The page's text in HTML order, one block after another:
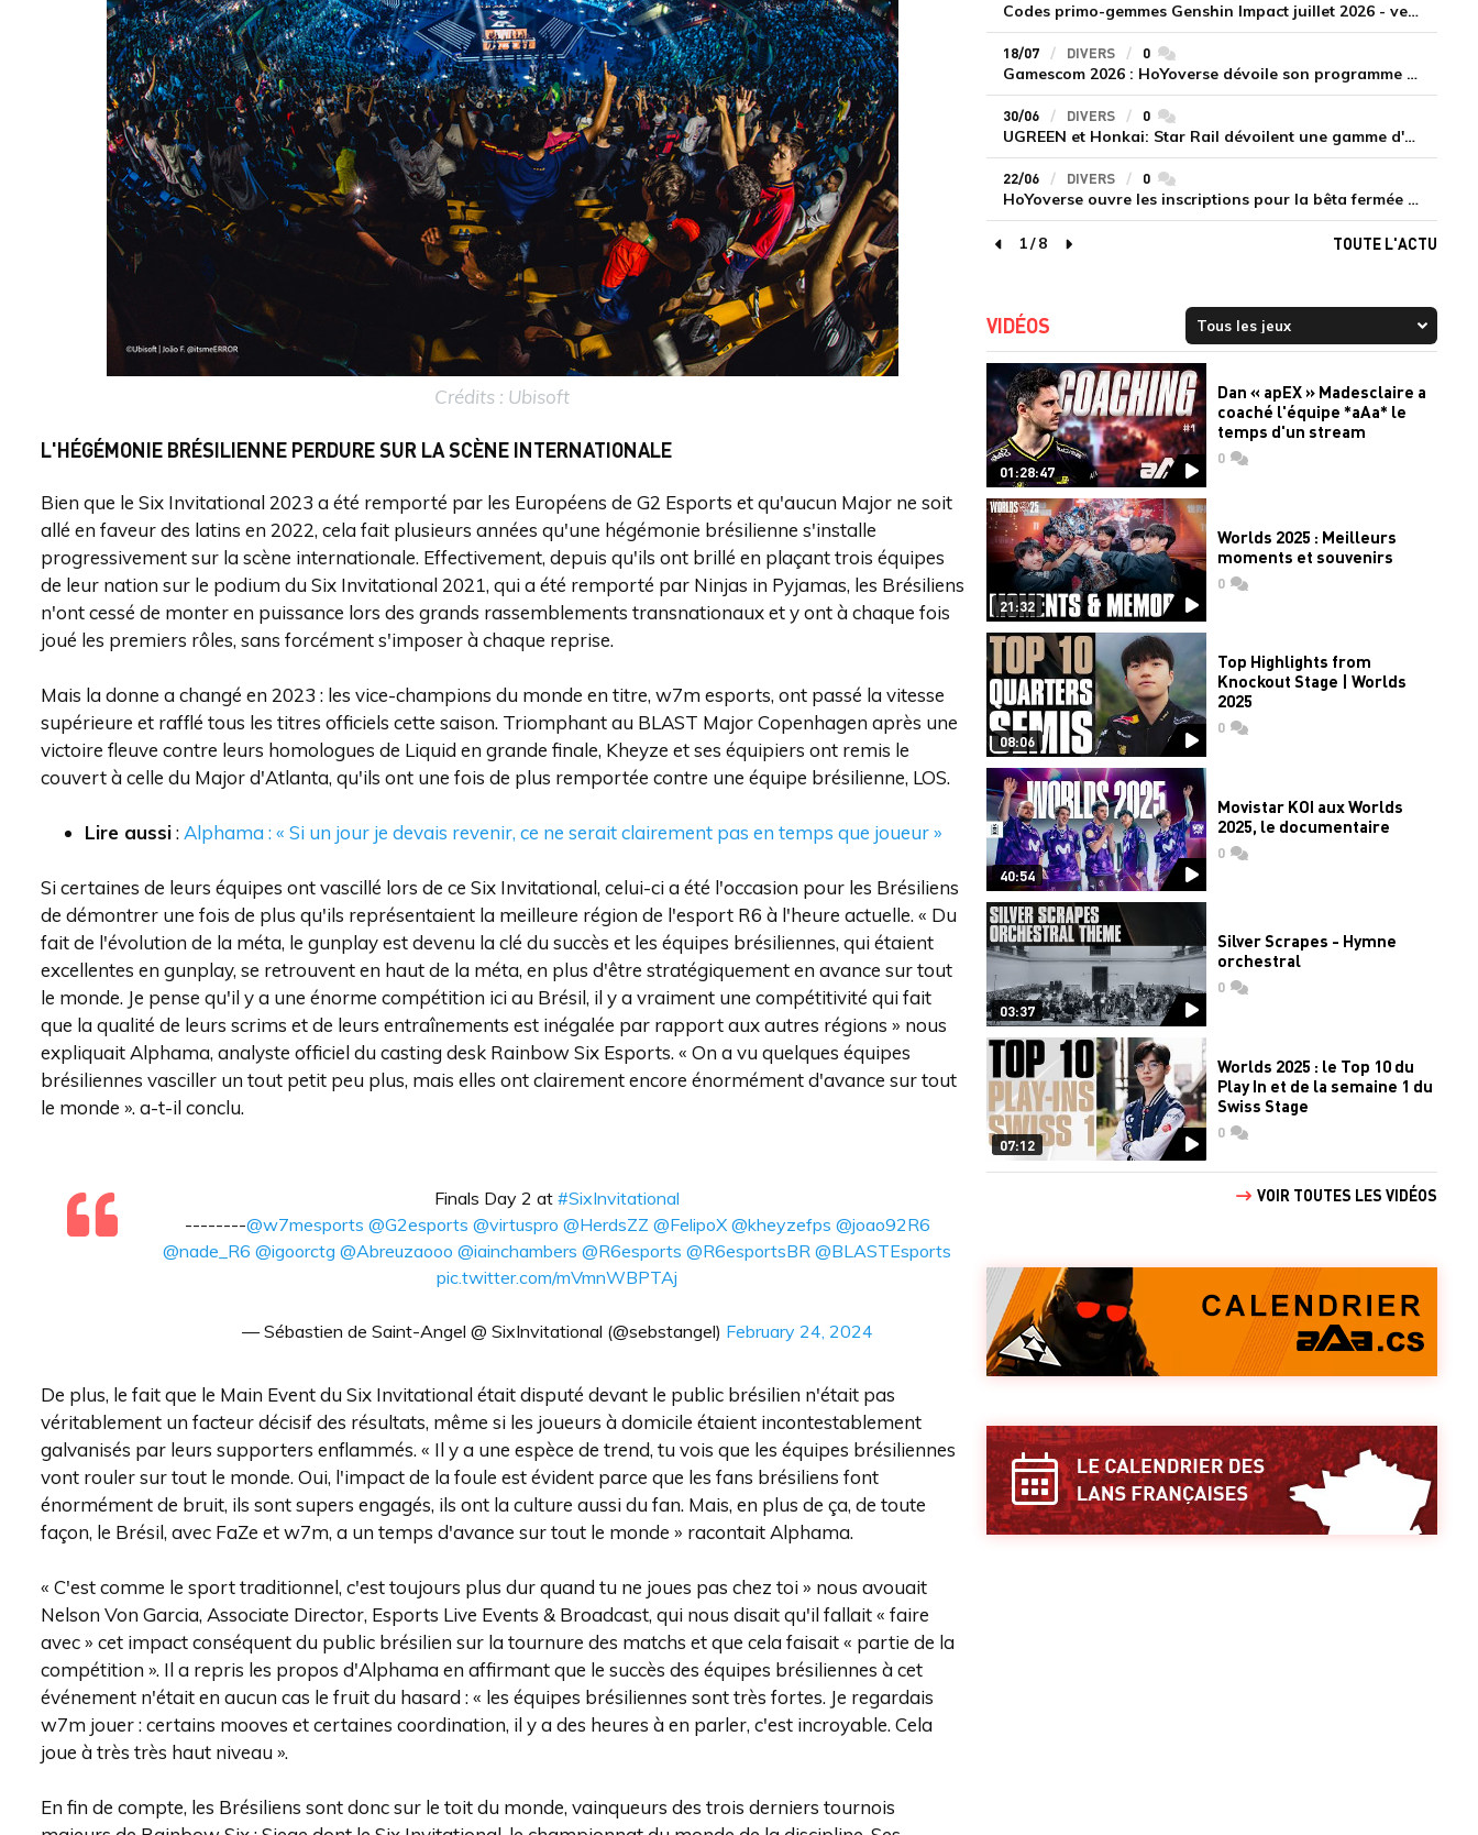
Crédits : Ubisoft
L'HÉGÉMONIE BRÉSILIENNE PERDURE SUR LA SCÈNE INTERNATIONALE
Bien que le Six Invitational 2023 a été remporté par les Européens de G2 Esports et qu'aucun Major ne soit
allé en faveur des latins en 2022, cela fait plusieurs années qu'une hégémonie brésilienne s'installe
progressivement sur la scène internationale. Effectivement, depuis qu'ils ont brillé en plaçant trois équipes
de leur nation sur le podium du Six Invitational 2021, qui a été remporté par Ninjas in Pyjamas, les Brésiliens
n'ont cessé de monter en puissance lors des grands rassemblements transnationaux et y ont à chaque fois
joué les premiers rôles, sans forcément s'imposer à chaque reprise.
Mais la donne a changé en 2023 : les vice-champions du monde en titre, w7m esports, ont passé la vitesse
supérieure et rafflé tous les titres officiels cette saison. Triomphant au BLAST Major Copenhagen après une
victoire fleuve contre leurs homologues de Liquid en grande finale, Kheyze et ses équipiers ont remis le
couvert à celle du Major d'Atlanta, qu'ils ont une fois de plus remportée contre une équipe brésilienne, LOS.
Lire aussi:Alphama : « Si un jour je devais revenir, ce ne serait clairement pas en temps que joueur »
Si certaines de leurs équipes ont vascillé lors de ce Six Invitational, celui-ci a été l'occasion pour les Brésiliens
de démontrer une fois de plus qu'ils représentaient la meilleure région de l'esport R6 à l'heure actuelle. « Du
fait de l'évolution de la méta, le gunplay est devenu la clé du succès et les équipes brésiliennes, qui étaient
excellentes en gunplay, se retrouvent en haut de la méta, en plus d'être stratégiquement en avance sur tout
le monde. Je pense qu'il y a une énorme compétition ici au Brésil, il y a vraiment une compétitivité qui fait
que la qualité de leurs scrims et de leurs entraînements est inégalée par rapport aux autres régions » nous
expliquait Alphama, analyste officiel du casting desk Rainbow Six Esports. « On a vu quelques équipes
brésiliennes vasciller un tout petit peu plus, mais elles ont clairement encore énormément d'avance sur tout
le monde ». a-t-il conclu.
Finals Day 2 at#SixInvitational
--------@w7mesports @G2esports @virtuspro @HerdsZZ @FelipoX @kheyzefps @joao92R6
@nade_R6 @igoorctg @Abreuzaooo @iainchambers @R6esports @R6esportsBR @BLASTEsports
pic.twitter.com/mVmnWBPTAj
— Sébastien de Saint-Angel @ SixInvitational (@sebstangel) February 24, 2024
De plus, le fait que le Main Event du Six Invitational était disputé devant le public brésilien n'était pas
véritablement un facteur décisif des résultats, même si les joueurs à domicile étaient incontestablement
galvanisés par leurs supporters enflammés. « Il y a une espèce de trend, tu vois que les équipes brésiliennes
vont rouler sur tout le monde. Oui, l'impact de la foule est évident parce que les fans brésiliens font
énormément de bruit, ils sont supers engagés, ils ont la culture aussi du fan. Mais, en plus de ça, de toute
façon, le Brésil, avec FaZe et w7m, a un temps d'avance sur tout le monde » racontait Alphama.
« C'est comme le sport traditionnel, c'est toujours plus dur quand tu ne joues pas chez toi » nous avouait
Nelson Von Garcia, Associate Director, Esports Live Events & Broadcast, qui nous disait qu'il fallait « faire
avec » cet impact conséquent du public brésilien sur la tournure des matchs et que cela faisait « partie de la
compétition ». Il a repris les propos d'Alphama en affirmant que le succès des équipes brésiliennes à cet
événement n'était en aucun cas le fruit du hasard : « les équipes brésiliennes sont très fortes. Je regardais
w7m jouer : certains mooves et certaines coordination, il y a des heures à en parler, c'est incroyable. Cela
joue à très très haut niveau ».
En fin de compte, les Brésiliens sont donc sur le toit du monde, vainqueurs des trois derniers tournois
Codes primo-gemmes Genshin Impact juillet 2026 - version 7.0
18/07 DIVERS 0commentaires
Gamescom 2026 : HoYoverse dévoile son programme et présente deux nouveaux jeux inédits
30/06 DIVERS 0commentaires
UGREEN et Honkai: Star Rail dévoilent une gamme d'accessoires de recharge en édition limitée
22/06 DIVERS 0commentaires
HoYoverse ouvre les inscriptions pour la bêta fermée de Honkai : Nexus Anima
page précédente
1/8
page suivante
TOUTE L'ACTU
VIDÉOS
01:28:47
Dan « apEX » Madesclaire a
coaché l'équipe *aAa* le
temps d'un stream
0commentaires
21:32
Worlds 2025 : Meilleurs
moments et souvenirs
0commentaires
08:06
Top Highlights from
Knockout Stage | Worlds
2025
0commentaires
40:54
Movistar KOI aux Worlds
2025, le documentaire
0commentaires
03:37
Silver Scrapes - Hymne
orchestral
0commentaires
07:12
Worlds 2025 : le Top 10 du
Play In et de la semaine 1 du
Swiss Stage
0commentaires
VOIR TOUTES LES VIDÉOS